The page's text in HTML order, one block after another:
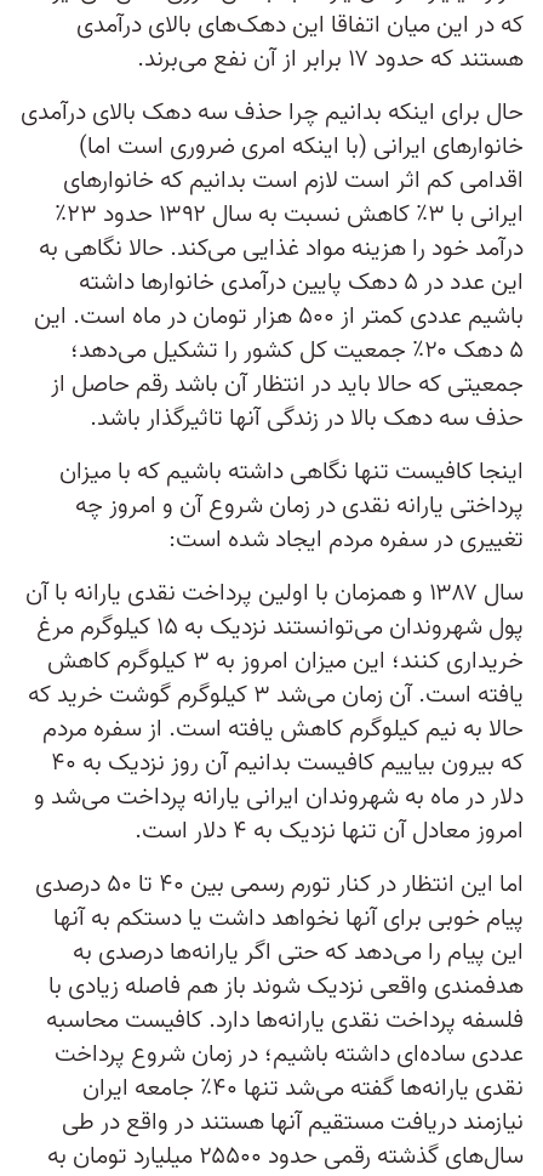
که در این میان اتفاقا این دهک‌های بالای درآمدی
هستند که حدود ۱۷ برابر از آن نفع می‌برند.
حال برای اینکه بدانیم چرا حذف سه دهک بالای درآمدی
خانوارهای ایرانی (با اینکه امری ضروری است اما)‌
اقدامی کم اثر است لازم است بدانیم که خانوارهای
ایرانی با ۳٪ کاهش نسبت به سال ۱۳۹۲ حدود ۲۳٪
درآمد خود را هزینه مواد غذایی می‌کند. حالا نگاهی به
این عدد در ۵ دهک پایین درآمدی خانوارها داشته
باشیم عددی کمتر از ۵۰۰ هزار تومان در ماه است. این
۵ دهک ۲۰٪ جمعیت کل کشور را تشکیل می‌دهد؛
جمعیتی که حالا باید در انتظار آن باشد رقم حاصل از
حذف سه دهک بالا در زندگی آنها تاثیرگذار باشد.
اینجا کافیست تنها نگاهی داشته باشیم که با میزان
پرداختی یارانه نقدی در زمان شروع آن و امروز چه
تغییری در سفره مردم ایجاد شده است:
سال ۱۳۸۷ و همزمان با اولین پرداخت نقدی یارانه با آن
پول شهروندان می‌توانستند نزدیک به ۱۵ کیلوگرم مرغ
خریداری کنند؛ این میزان امروز به ۳ کیلوگرم کاهش
یافته است. آن زمان می‌شد ۳ کیلوگرم گوشت خرید که
حالا به نیم کیلوگرم کاهش یافته است. از سفره مردم
که بیرون بیاییم کافیست بدانیم آن روز نزدیک به ۴۰
دلار در ماه به شهروندان ایرانی یارانه پرداخت می‌شد و
امروز معادل آن تنها نزدیک به ۴ دلار است.
اما این انتظار در کنار تورم رسمی بین ۴۰ تا ۵۰ درصدی
پیام خوبی برای آنها نخواهد داشت یا دستکم به آنها
این پیام را می‌دهد که حتی اگر یارانه‌ها درصدی به
هدفمندی واقعی نزدیک شوند باز هم فاصله زیادی با
فلسفه پرداخت نقدی یارانه‌ها دارد. کافیست محاسبه
عددی ساده‌ای داشته باشیم؛ در زمان شروع پرداخت
نقدی یارانه‌ها گفته می‌شد تنها ۴۰٪ جامعه ایران
نیازمند دریافت مستقیم آنها هستند در واقع در طی
سال‌های گذشته رقمی حدود ۲۵۵۰۰ میلیارد تومان به